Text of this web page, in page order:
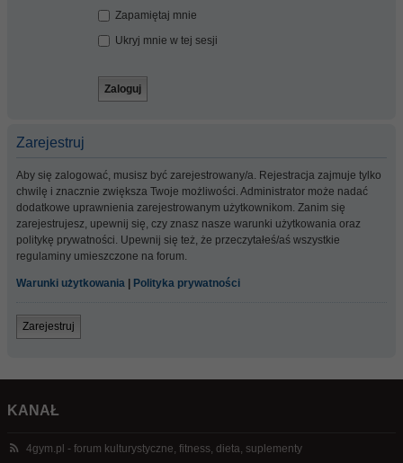
Zapamiętaj mnie
Ukryj mnie w tej sesji
Zarejestruj
Aby się zalogować, musisz być zarejestrowany/a. Rejestracja zajmuje tylko
chwilę i znacznie zwiększa Twoje możliwości. Administrator może nadać
dodatkowe uprawnienia zarejestrowanym użytkownikom. Zanim się
zarejestrujesz, upewnij się, czy znasz nasze warunki użytkowania oraz
politykę prywatności. Upewnij się też, że przeczytałeś/aś wszystkie
regulaminy umieszczone na forum.
Warunki użytkowania Polityka prywatności
Zarejestruj
KANAŁ
4gym.pl - forum kulturystyczne, fitness, dieta, suplementy